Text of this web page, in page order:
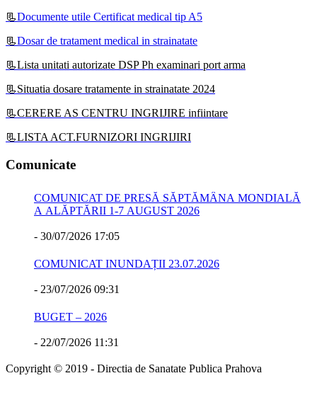
📃Documente utile Certificat medical tip A5
📃Dosar de tratament medical in strainatate
📃Lista unitati autorizate DSP Ph examinari port arma
📃Situatia dosare tratamente in strainatate 2024
📃CERERE AS CENTRU INGRIJIRE infiintare
📃LISTA ACT.FURNIZORI INGRIJIRI
Comunicate
COMUNICAT DE PRESĂ SĂPTĂMÂNA MONDIALĂ
A ALĂPTĂRII 1-7 AUGUST 2026
- 30/07/2026 17:05
COMUNICAT INUNDAȚII 23.07.2026
- 23/07/2026 09:31
BUGET – 2026
- 22/07/2026 11:31
Copyright © 2019 - Directia de Sanatate Publica Prahova